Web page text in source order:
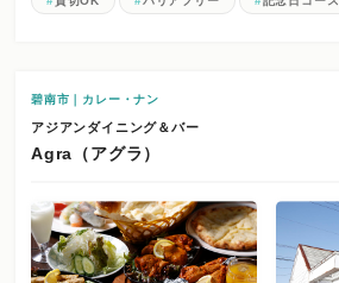
碧南市｜カレー・ナン
アジアンダイニング＆バー
Agra（アグラ）